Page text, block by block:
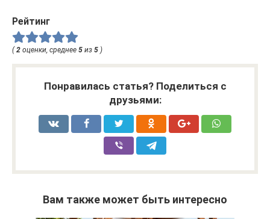
Рейтинг
(2 оценки, среднее 5 из 5 )
Понравилась статья? Поделиться с
друзьями:
Вам также может быть интересно